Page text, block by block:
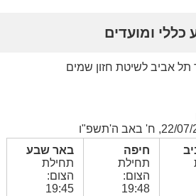
ומועדים
תל אביב לשיטת חזון שמים
חיפה
תחילת
הצום:
19:48
באר שבע
תחילת
הצום:
19:45